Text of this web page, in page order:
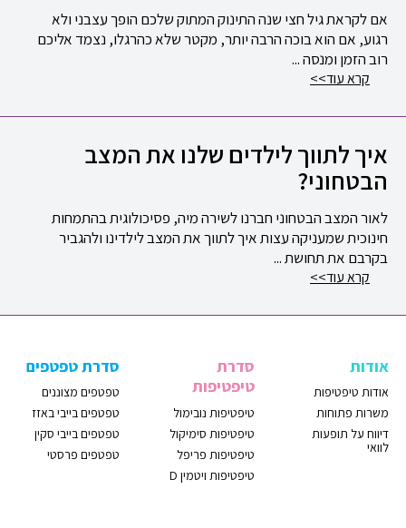
אם לקראת גיל חצי שנה התינוק המתוק שלכם הופך עצבני ולא
רגוע, אם הוא בוכה הרבה יותר, מקטר שלא כהרגלו, נצמד אליכם
רוב הזמן ומנסה ...
קרא עוד>>
איך לתווך לילדים שלנו את המצב
הבטחוני?
לאור המצב הבטחוני חברנו לשירה מיה, פסיכולוגית בהתמחות
חינוכית שמעניקה עצות איך לתווך את המצב לילדינו ולהגביר
בקרבם את תחושת ...
קרא עוד>>
אודות
אודות טיפטיפות
משרות פתוחות
דיווח על תופעות
לוואי
סדרת
טיפטיפות
טיפטיפות נובימול
טיפטיפות סימיקול
טיפטיפות פריפל
טיפטיפות ויטמין D
סדרת טפטפים
טפטפים מצוננים
טפטפים בייבי באזז
טפטפים בייבי סקין
טפטפים פרסטי